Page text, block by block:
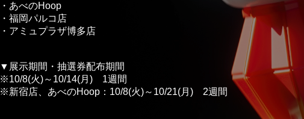
・あべのHoop
・福岡パルコ店
・アミュプラザ博多店
▼展示期間・抽選券配布期間
※10/8(火)～10/14(月)　1週間
※新宿店、あべのHoop：10/8(火)～10/21(月)　2週間